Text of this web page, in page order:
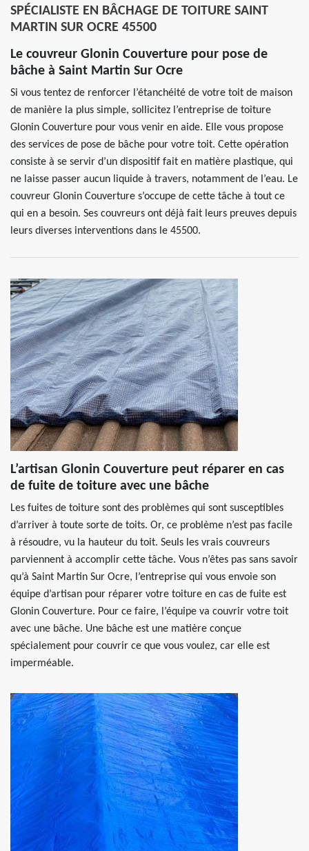
SPÉCIALISTE EN BÂCHAGE DE TOITURE SAINT
MARTIN SUR OCRE 45500
Le couvreur Glonin Couverture pour pose de
bâche à Saint Martin Sur Ocre
Si vous tentez de renforcer l’étanchéité de votre toit de maison
de manière la plus simple, sollicitez l’entreprise de toiture
Glonin Couverture pour vous venir en aide. Elle vous propose
des services de pose de bâche pour votre toit. Cette opération
consiste à se servir d’un dispositif fait en matière plastique, qui
ne laisse passer aucun liquide à travers, notamment de l’eau. Le
couvreur Glonin Couverture s’occupe de cette tâche à tout ce
qui en a besoin. Ses couvreurs ont déjà fait leurs preuves depuis
leurs diverses interventions dans le 45500.
L’artisan Glonin Couverture peut réparer en cas
de fuite de toiture avec une bâche
Les fuites de toiture sont des problèmes qui sont susceptibles
d’arriver à toute sorte de toits. Or, ce problème n’est pas facile
à résoudre, vu la hauteur du toit. Seuls les vrais couvreurs
parviennent à accomplir cette tâche. Vous n’êtes pas sans savoir
qu’à Saint Martin Sur Ocre, l’entreprise qui vous envoie son
équipe d’artisan pour réparer votre toiture en cas de fuite est
Glonin Couverture. Pour ce faire, l’équipe va couvrir votre toit
avec une bâche. Une bâche est une matière conçue
spécialement pour couvrir ce que vous voulez, car elle est
imperméable.